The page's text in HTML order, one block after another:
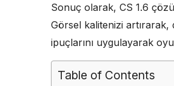
Sonuç olarak, CS 1.6
Görsel kalitenizi
ipuçlarını uygulayarak
Table of Contents